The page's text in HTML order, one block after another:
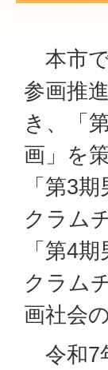
本市で
参画推
き、「
画」を
「第3
クラム
「第4
クラム
画社会
令和7